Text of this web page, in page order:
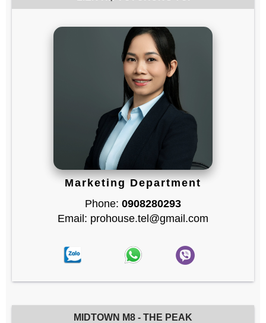
Marketing Department
Phone: 0908280293
Email: prohouse.tel@gmail.com
MIDTOWN M8 - THE PEAK